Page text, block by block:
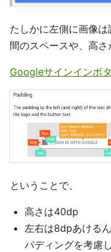
たしかに左側に画像
間のスペースや、高さ
Googleサインインボ
ということで、
高さは40dp
左右は8dpあける
パディングを考慮